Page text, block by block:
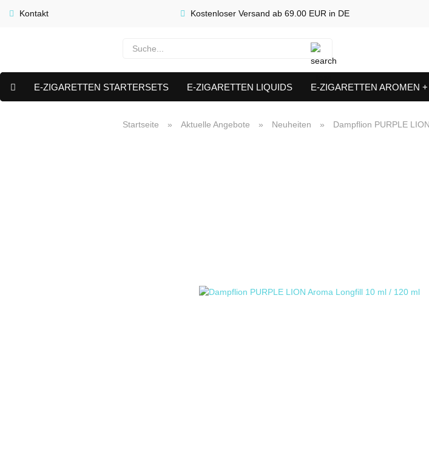
Kontakt Kostenloser Versand ab 69.00 EUR in DE
E-ZIGARETTEN STARTERSETS E-ZIGARETTEN LIQUIDS E-ZIGARETTEN AROMEN
VERDAMPFER &
Startseite » Aktuelle Angebote » Neuheiten » Dampflion PURPLE